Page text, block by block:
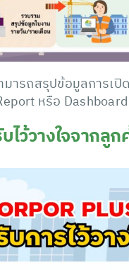
ารถสรุปข้อมูลการเปิ
หรือ Dashboard
ไว้วางใจจากลู